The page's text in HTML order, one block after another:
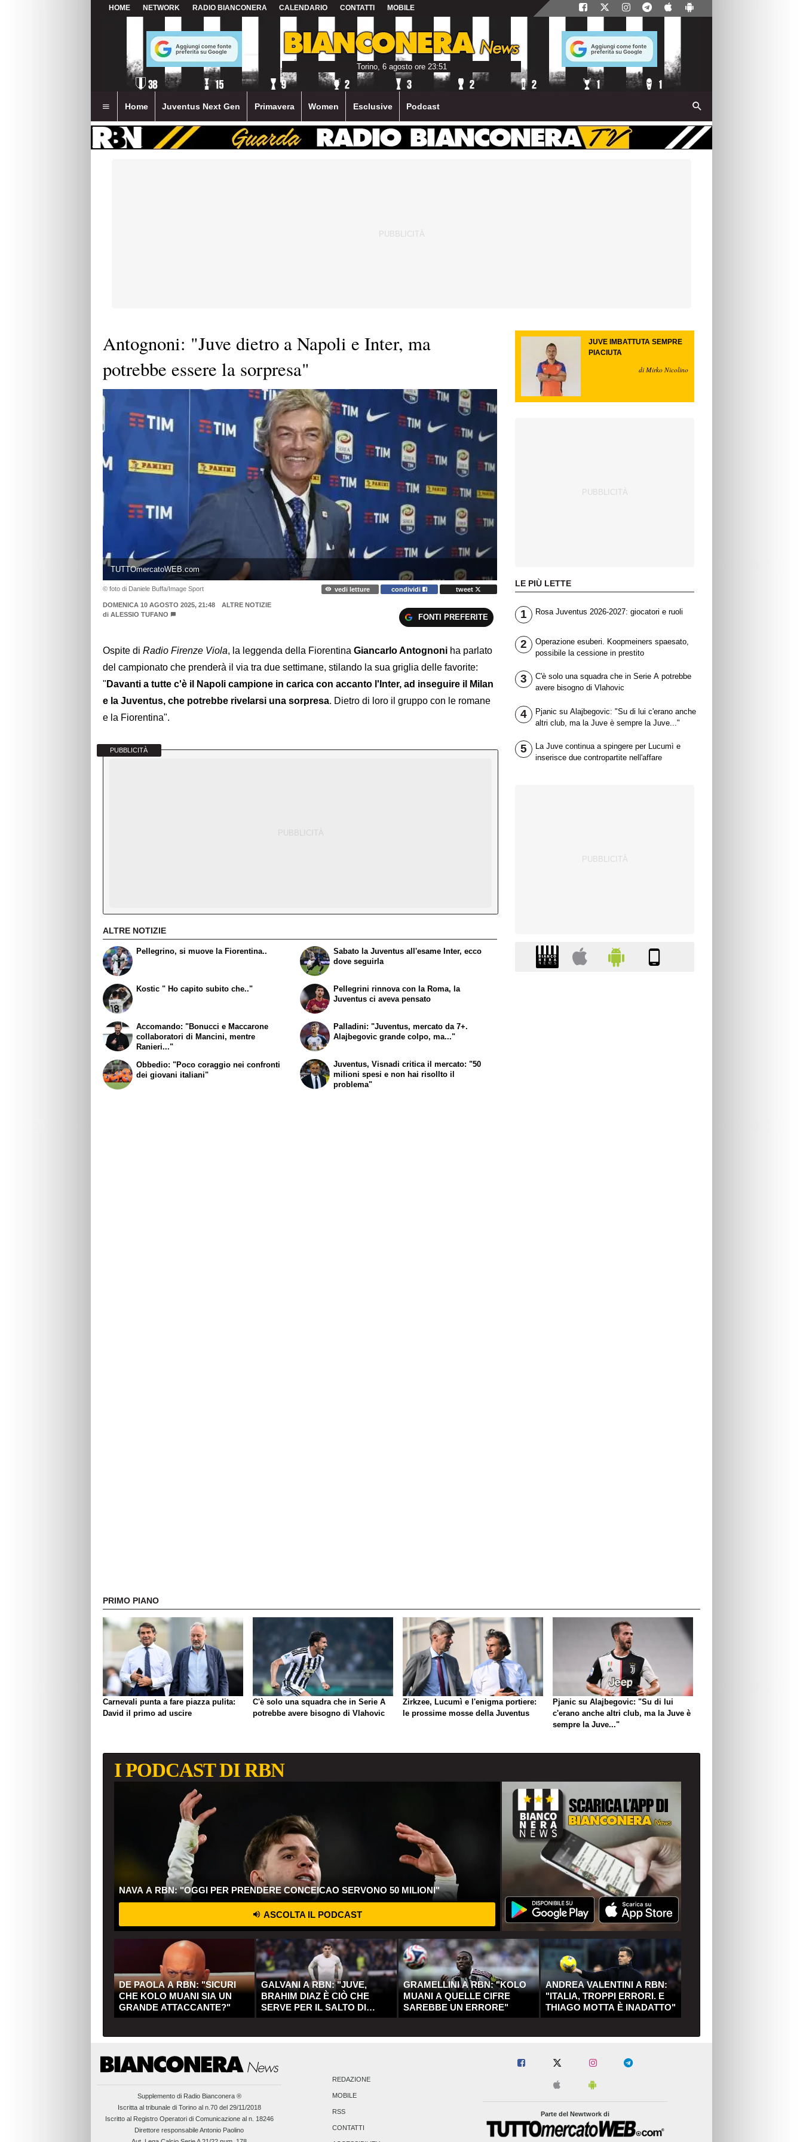
HOME NETWORK RADIO BIANCONERA CALENDARIO CONTATTI MOBILE
Torino, 6 agosto ore 23:51
Home Juventus Next Gen Primavera Women Esclusive Podcast
Antognoni: "Juve dietro a Napoli e Inter, ma
potrebbe essere la sorpresa"
TUTTOmercatoWEB.com
© foto di Daniele Buffa/Image Sport vedi letture condividi tweet
DOMENICA 10 AGOSTO 2025, 21:48
ALTRE NOTIZIE
di ALESSIO TUFANO FONTI PREFERITE
Ospite di Radio Firenze Viola, la leggenda della Fiorentina Giancarlo Antognoni ha parlato
del campionato che prenderà il via tra due settimane, stilando la sua griglia delle favorite:
" Davanti a tutte c'è il Napoli campione in carica con accanto l'Inter, ad inseguire il Milan
e la Juventus, che potrebbe rivelarsi una sorpresa. Dietro di loro il gruppo con le romane
e la Fiorentina".
PUBBLICITÀ
ALTRE NOTIZIE
Pellegrino, si muove la Fiorentina..
Kostic " Ho capito subito che.."
Sabato la Juventus all'esame Inter, ecco
dove seguirla
Pellegrini rinnova con la Roma, la
Juventus ci aveva pensato
Accomando: "Bonucci e Maccarone
collaboratori di Mancini, mentre
Ranieri..."
Obbedio: "Poco coraggio nei confronti
dei giovani italiani"
Palladini: "Juventus, mercato da 7+.
Alajbegovic grande colpo, ma..."
Juventus, Visnadi critica il mercato: "50
milioni spesi e non hai risollto il
problema"
JUVE IMBATTUTA SEMPRE
PIACIUTA
di Mirko Nicolino
LE PIÙ LETTE
1 Rosa Juventus 2026-2027: giocatori e ruoli
2
Operazione esuberi. Koopmeiners spaesato,
possibile la cessione in prestito
3
C'è solo una squadra che in Serie A potrebbe
avere bisogno di Vlahovic
4
Pjanic su Alajbegovic: "Su di lui c'erano anche
altri club, ma la Juve è sempre la Juve..."
5
La Juve continua a spingere per Lucumì e
inserisce due contropartite nell'affare
PRIMO PIANO
Carnevali punta a fare piazza pulita:
David il primo ad uscire
C'è solo una squadra che in Serie A
potrebbe avere bisogno di Vlahovic
Zirkzee, Lucumì e l'enigma portiere:
le prossime mosse della Juventus
Pjanic su Alajbegovic: "Su di lui
c'erano anche altri club, ma la Juve è
sempre la Juve..."
I PODCAST DI RBN
NAVA A RBN: "OGGI PER PRENDERE CONCEICAO SERVONO 50 MILIONI"
ASCOLTA IL PODCAST
DE PAOLA A RBN: "SICURI
CHE KOLO MUANI SIA UN
GRANDE ATTACCANTE?"
GALVANI A RBN: "JUVE,
BRAHIM DIAZ È CIÒ CHE
SERVE PER IL SALTO DI
QUALITÀ"
GRAMELLINI A RBN: "KOLO
MUANI A QUELLE CIFRE
SAREBBE UN ERRORE"
ANDREA VALENTINI A RBN:
"ITALIA, TROPPI ERRORI. E
THIAGO MOTTA È INADATTO"
Supplemento di Radio Bianconera ®
Iscritta al tribunale di Torino al n.70 del 29/11/2018
Iscritto al Registro Operatori di Comunicazione al n. 18246
Direttore responsabile Antonio Paolino
REDAZIONE
MOBILE
RSS
CONTATTI
Parte del Newtwork di